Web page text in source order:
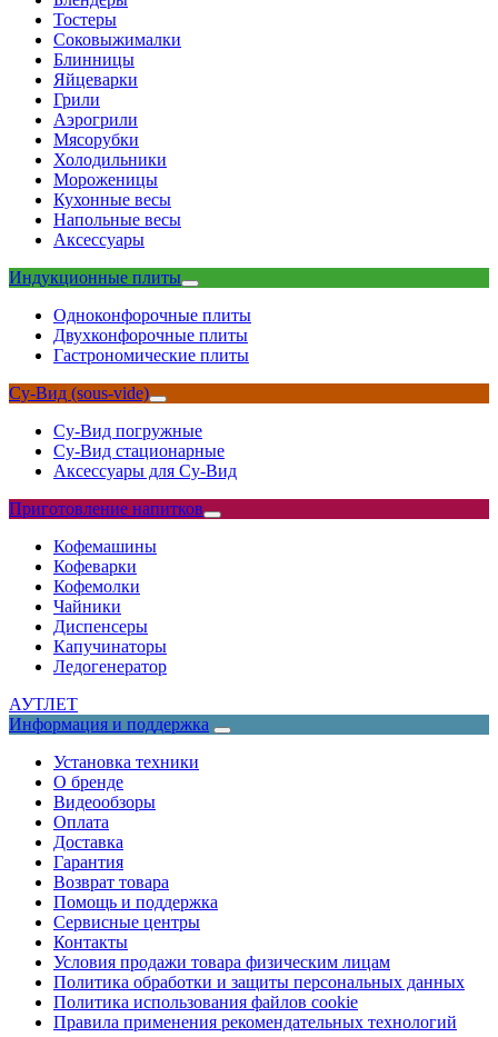
Тостеры
Соковыжималки
Блинницы
Яйцеварки
Грили
Аэрогрили
Мясорубки
Холодильники
Мороженицы
Кухонные весы
Напольные весы
Аксессуары
Индукционные плиты
Одноконфорочные плиты
Двухконфорочные плиты
Гастрономические плиты
Су-Вид (sous-vide)
Су-Вид погружные
Су-Вид стационарные
Аксессуары для Су-Вид
Приготовление напитков
Кофемашины
Кофеварки
Кофемолки
Чайники
Диспенсеры
Капучинаторы
Ледогенератор
АУТЛЕТ
Информация и поддержка
Установка техники
О бренде
Видеообзоры
Оплата
Доставка
Гарантия
Возврат товара
Помощь и поддержка
Сервисные центры
Контакты
Условия продажи товара физическим лицам
Политика обработки и защиты персональных данных
Политика использования файлов cookie
Правила применения рекомендательных технологий